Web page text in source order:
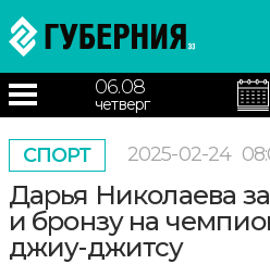
06.08
четверг
СПОРТ 2025-02-24
Дарья Николаева
и бронзу на
джиу-джитсу